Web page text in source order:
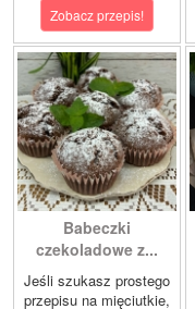
Zobacz przepis!
Babeczki
czekoladowe z...
Jeśli szukasz prostego
przepisu na mięciutkie,